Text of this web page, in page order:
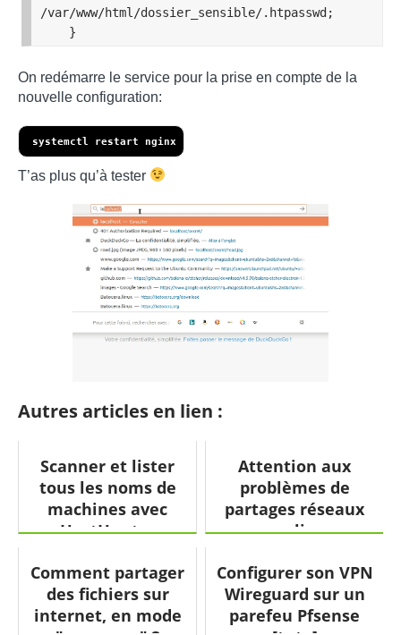
/var/www/html/dossier_sensible/.htpasswd;
    }
On redémarre le service pour la prise en compte de la
nouvelle configuration:
systemctl restart nginx
T’as plus qu’à tester
Autres articles en lien :
Scanner et lister
tous les noms de
machines avec
HostHunter
Attention aux
problèmes de
partages réseaux
sous linux
Comment partager
des fichiers sur
internet, en mode
Configurer son VPN
Wireguard sur un
parefeu Pfsense